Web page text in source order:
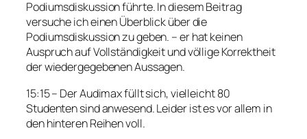
Podiumsdiskussion führte. In diesem Beitrag
versuche ich einen Überblick über die
Podiumsdiskussion zu geben. – er hat keinen
Auspruch auf Vollständigkeit und völlige Korrektheit
der wiedergegebenen Aussagen.
15:15 – Der Audimax füllt sich, vielleicht 80
Studenten sind anwesend. Leider ist es vor allem in
den hinteren Reihen voll.